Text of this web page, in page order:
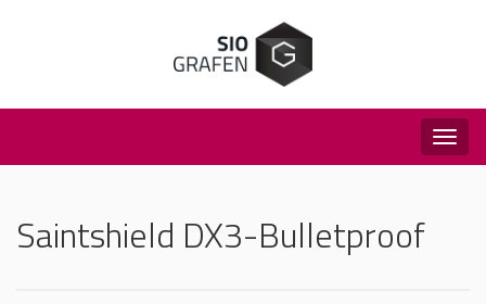
Saintshield DX3-Bulletproof